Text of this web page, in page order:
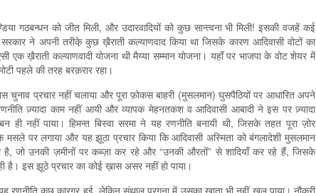
गठबन्धन को जीत मिली, और उदारवादियों को कुछ सान्त्वना भी मिली! इसकी वजहें कई
ने अपनी तरीके़ कुछ ख़ैराती कल्याणवाद किया था जिसके कारण आदिवासी वोटों का
एक ख़ैराती कल्याणवादी योजना थी मैय्या सम्मान योजना। यहाँ पर भाजपा के वोट शेयर में
पहले की तरह बरक़रार रहा।
चुनाव प्रचार नहीं चलाया और पूरा फ़ोकस बाहरी (मुसलमान) घुसपैठियों पर आधारित अपने
ज़्यादा काम नहीं आयी और व्यापक मेहनतकश व आदिवासी आबादी ने इस पर ज़्यादा
ही नहीं पाया। हिमन्त बिस्वा सरमा ने यह रणनीति बनायी थी, जिसके तहत पूरा ज़ोर
पर लगाया और यह झूठा प्रचार किया कि आदिवासी अस्मिता को बंगलादेशी मुसलमान
है, जो उनकी ज़मीनों पर कब्ज़ा कर रहे और “उनकी औरतों” से शादियाँ कर रहे हैं, जिसके
है। इस झूठे प्रचार का कोई ख़ास असर नहीं हो पाया।